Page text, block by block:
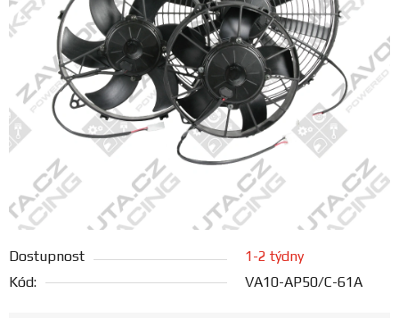
FANOUŠCI
Profil
firmy
Obchodní
podmínky
Doprava
Blog
Dostupnost
1-2 týdny
Kód:
VA10-AP50/C-61A